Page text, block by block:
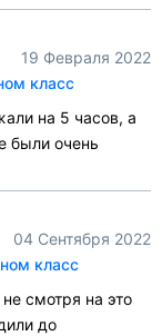
19 Февраля 2022
класс
на 5 часов, а
были очень
04 Сентября 2022
класс
смотря на это
до